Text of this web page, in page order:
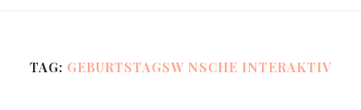
TAG: GEBURTSTAGSW NSCHE INTERAKTIV